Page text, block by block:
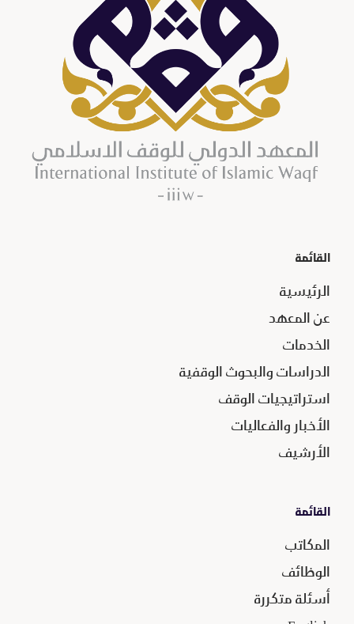
القائمة
الرئيسية
عن المعهد
الخدمات
الدراسات والبحوث الوقفية
استراتيجيات الوقف
الأخبار والفعاليات
الأرشيف
القائمة
المكاتب
الوظائف
أسئلة متكررة